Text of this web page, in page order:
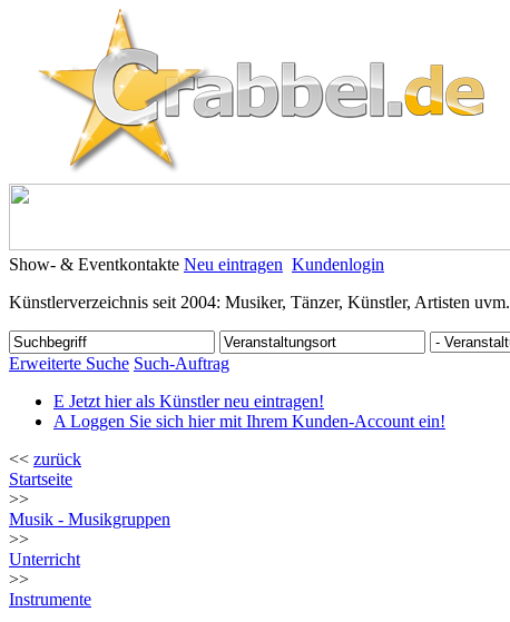
Show- & Eventkontakte Neu eintragen Kundenlogin
Künstlerverzeichnis seit 2004: Musiker, Tänzer, Künstler, Artisten
Erweiterte Suche Such-Auftrag
E Jetzt hier als Künstler neu eintragen!
A Loggen Sie sich hier mit Ihrem Kunden-Account ein!
<< zurück
Startseite
>>
Musik - Musikgruppen
>>
Unterricht
>>
Instrumente